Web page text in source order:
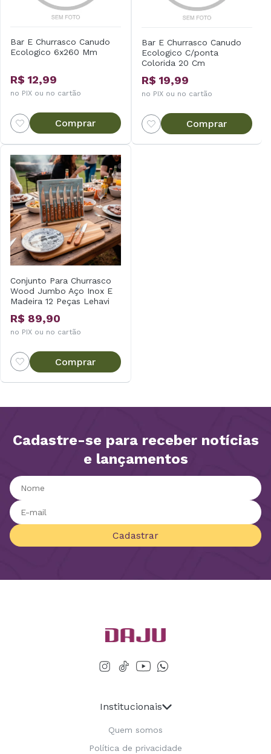
Bar E Churrasco Canudo
Ecologico 6x260 Mm
R$ 12,99
no PIX ou no cartão
Comprar
Bar E Churrasco Canudo
Ecologico C/ponta
Colorida 20 Cm
R$ 19,99
no PIX ou no cartão
Comprar
Conjunto Para Churrasco
Wood Jumbo Aço Inox E
Madeira 12 Peças Lehavi
R$ 89,90
no PIX ou no cartão
Comprar
Cadastre-se para receber notícias
e lançamentos
Cadastrar
Institucionais
Quem somos
Política de privacidade